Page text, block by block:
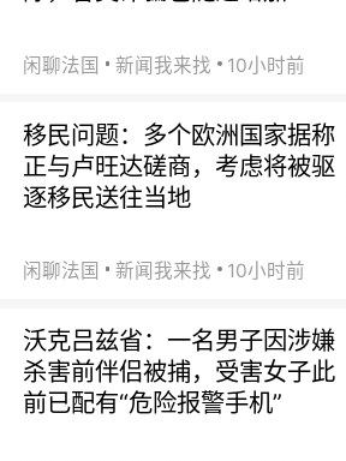
闲聊法国 新闻我来找 10小时前
移民问题：多个欧洲国家据称
正与卢旺达磋商，考虑将被驱
逐移民送往当地
闲聊法国 新闻我来找 10小时前
沃克吕兹省：一名男子因涉嫌
杀害前伴侣被捕，受害女子此
前已配有“危险报警手机”